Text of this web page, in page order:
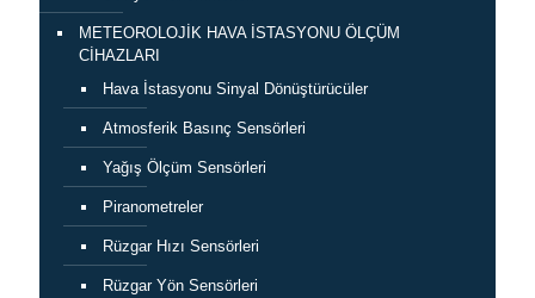
METEOROLOJİK HAVA İSTASYONU ÖLÇÜM
CİHAZLARI
Hava İstasyonu Sinyal Dönüştürücüler
Atmosferik Basınç Sensörleri
Yağış Ölçüm Sensörleri
Piranometreler
Rüzgar Hızı Sensörleri
Rüzgar Yön Sensörleri